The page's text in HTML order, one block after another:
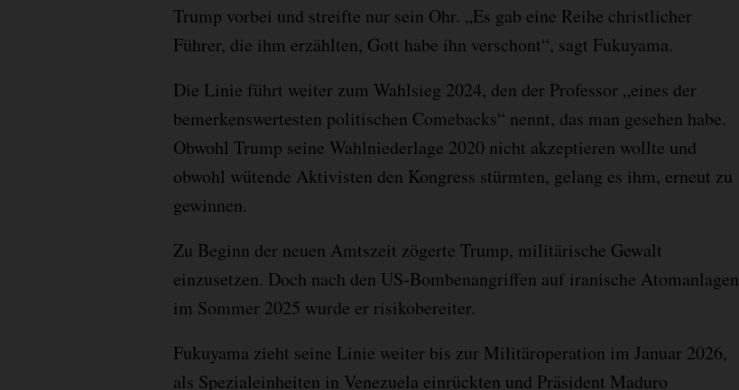
Trump vorbei und streifte nur sein Ohr. „Es gab eine Reihe christlicher
Führer, die ihm erzählten, Gott habe ihn verschont“, sagt Fukuyama.
Die Linie führt weiter zum Wahlsieg 2024, den der Professor „eines der
bemerkenswertesten politischen Comebacks“ nennt, das man gesehen habe.
Obwohl Trump seine Wahlniederlage 2020 nicht akzeptieren wollte und
obwohl wütende Aktivisten den Kongress stürmten, gelang es ihm, erneut zu
gewinnen.
Zu Beginn der neuen Amtszeit zögerte Trump, militärische Gewalt
einzusetzen. Doch nach den US-Bombenangriffen auf iranische Atomanlagen
im Sommer 2025 wurde er risikobereiter.
Fukuyama zieht seine Linie weiter bis zur Militäroperation im Januar 2026,
als Spezialeinheiten in Venezuela einrückten und Präsident Maduro